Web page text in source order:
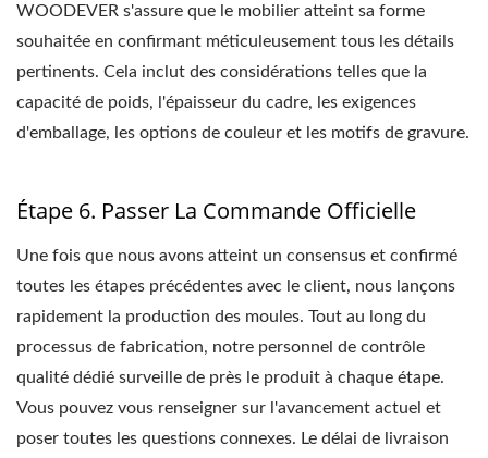
WOODEVER s'assure que le mobilier atteint sa forme
souhaitée en confirmant méticuleusement tous les détails
pertinents. Cela inclut des considérations telles que la
capacité de poids, l'épaisseur du cadre, les exigences
d'emballage, les options de couleur et les motifs de gravure.
Étape 6. Passer La Commande Officielle
Une fois que nous avons atteint un consensus et confirmé
toutes les étapes précédentes avec le client, nous lançons
rapidement la production des moules. Tout au long du
processus de fabrication, notre personnel de contrôle
qualité dédié surveille de près le produit à chaque étape.
Vous pouvez vous renseigner sur l'avancement actuel et
poser toutes les questions connexes. Le délai de livraison